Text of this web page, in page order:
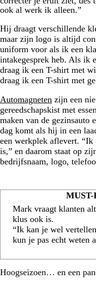
ook al werk ik alleen.”
Hij draagt verschillende
maar zijn logo is altijd
uniform voor als ik een
intakegesprek heb. Als ik
draag ik een T-shirt met
draag ik een T-shirt met
Automagneten zijn een
gereedschapskist met
maken van de gezinsauto
dag komt als hij in een
een werkplek aflevert.
is,” en daarom staat op
bedrijfsnaam, logo,
Mark vraagt klanten
klus ook is.
“Ik kan je wel
kun je pas echt weten
Hoogseizoen… en een